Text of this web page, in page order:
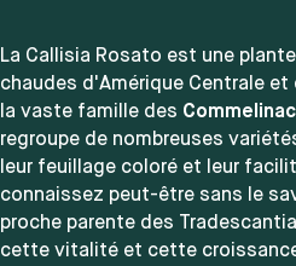
La Callisia Rosato est une
chaudes d'Amérique Centrale et
la vaste famille des
regroupe de nombreuses
leur feuillage coloré et leur
connaissez peut-être sans le
proche parente des
cette vitalité et cette